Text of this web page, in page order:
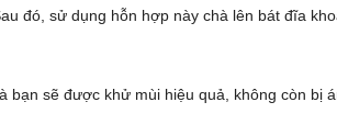
đó, sử dụng hỗn hợp này chà lên bát đĩa
bạn sẽ được khử mùi hiệu quả, không còn bị